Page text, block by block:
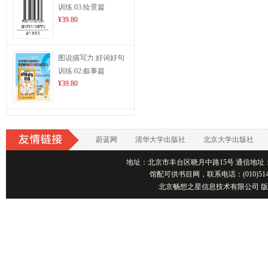
训练:03:绘景篇
¥39.80
图说描写力:好词好句
训练:02:叙事篇
¥39.80
蔚蓝网 清华大学出版社 北京大学出版社
地址：北京市丰台区晓月中路15号 通信地址
馆配可供书目网，联系电话：
北京畅想之星信息技术有限公司